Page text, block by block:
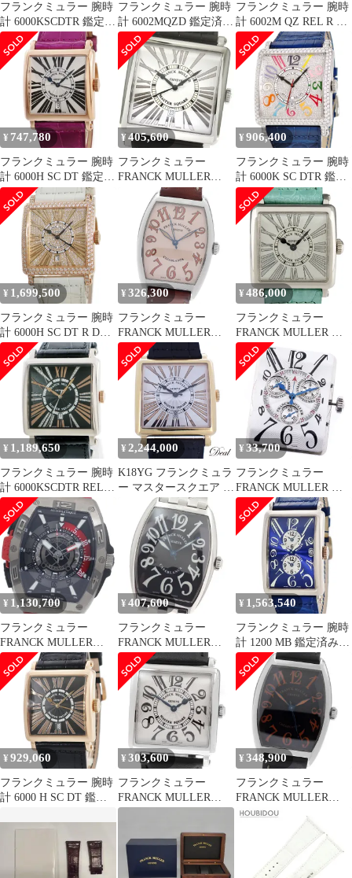
フランクミュラー 腕時
計 6000KSCDTR 鑑定済
み ブランド
フランクミュラー 腕時
計 6002MQZD 鑑定済み
ブランド
フランクミュラー 腕時
計 6002M QZ REL R D
1R 鑑定済み ブランド
¥ 747,780
フランクミュラー 腕時
計 6000H SC DT 鑑定済
み ブランド
¥405,600
フランクミュラー
FRANCK MULLER
6000KSCDTR マスター
スクエア 自動巻き メン
ズ _847872
¥ 906,400
フランクミュラー 腕時
計 6000K SC DTR 鑑定
済み ブランド
¥ 1,699,500
フランクミュラー 腕時
計 6000H SC DT R D
CD 鑑定済み ブランド
¥ 326,300
フランクミュラー
FRANCK MULLER
2852 カサブランカ
CASA SAHARA 自動巻
き メンズ _969146
¥ 486,000
フランクミュラー
FRANCK MULLER マ
スタースクエア
6002SQZ 腕時計 WG レ
ザー クォーツ シルバー
レディース 【中古】
¥ 1,189,650
フランクミュラー 腕時
計 6000KSCDTR REL
CD 鑑定済み ブランド
¥ 2,244,000
K18YG フランクミュラ
ー マスタースクエア キ
ング 6000KSCDTRELR
メンズ 腕時計
¥ 33,700
フランクミュラー
FRANCK MULLER ム
ーブメント Cal.251.471
クォーツ メンズ 良品
_F-6
¥ 1,130,700
フランクミュラー
FRANCK MULLER
SKF46DVSCDT スカフ
ァンダー クラシック デ
イト 自動巻き メンズ
極美品 箱・保証書付き
_952582
¥ 407,600
フランクミュラー
FRANCK MULLER
2852 カサブランカ 自動
巻き メンズ 良品 箱・
保証書付き_957309
¥ 1,563,540
フランクミュラー 腕時
計 1200 MB 鑑定済み
ブランド
¥ 929,060
フランクミュラー 腕時
計 6000 H SC DT 鑑定
¥ 303,600
フランクミュラー
FRANCK MULLER
6002MQZ マスタースク
_917549
¥ 348,900
フランクミュラー
FRANCK MULLER
2852CASA カサブラン
カ サハラ 自動巻き メ
ンズ 箱付き_972056